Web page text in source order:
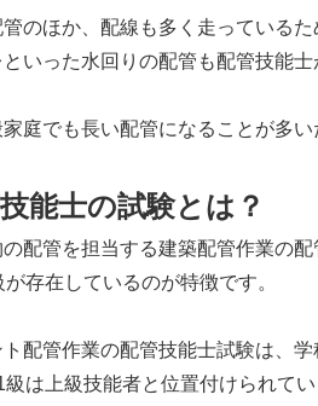
のほか、配線も多く走っている
いった水回りの配管も配管技能士
庭でも長い配管になることが多
能士の試験とは？
配管を担当する建築配管作業の
存在しているのが特徴です。
配管作業の配管技能士試験は、学
は上級技能者と位置付けられてい